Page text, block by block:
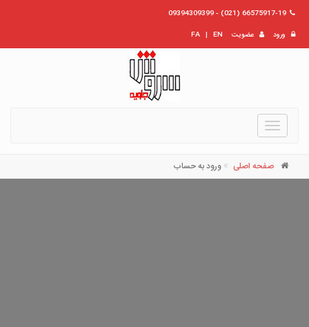
66575917-19 (021) - 09394309399
ورود
عضویت EN
|
FA
Toggle
navigation
صفحه اصلی ورود به حساب